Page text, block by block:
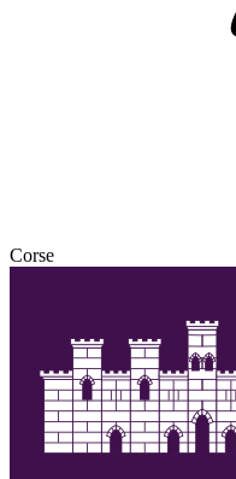
Corse